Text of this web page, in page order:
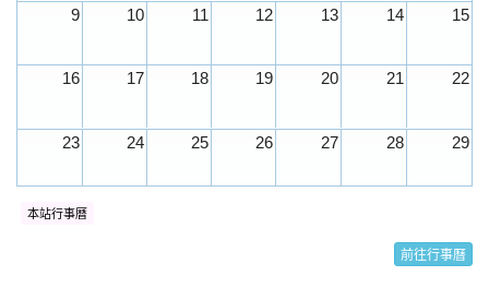
9 10 11 12 13 14 15
16 17 18 19 20 21 22
23 24 25 26 27 28 29
30
本站行事曆
前往行事曆